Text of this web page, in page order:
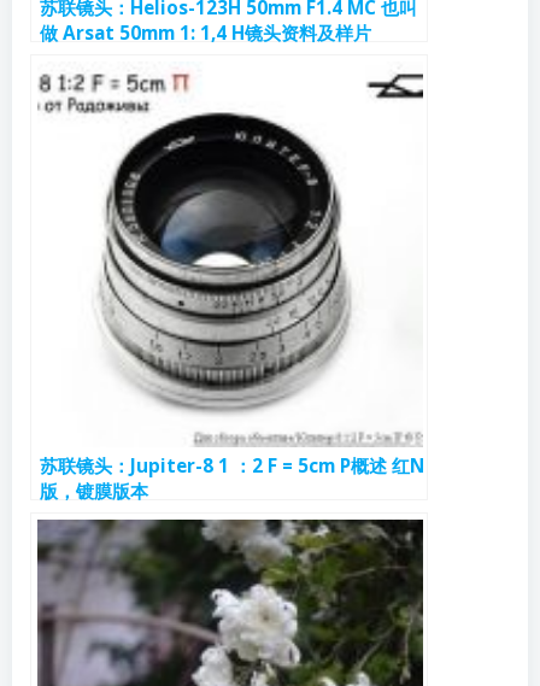
苏联镜头：Helios-123Н 50mm F1.4 МС 也叫
做 Arsat 50mm 1: 1,4 H镜头资料及样片
苏联镜头：Jupiter-8 1 ：2 F = 5cm P概述 红N
版，镀膜版本